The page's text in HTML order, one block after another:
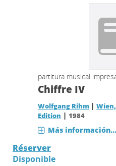
partitura musical
Chiffre IV
Wolfgang Rihm |
Edition | 1984
Más información...
Réserver
Disponible